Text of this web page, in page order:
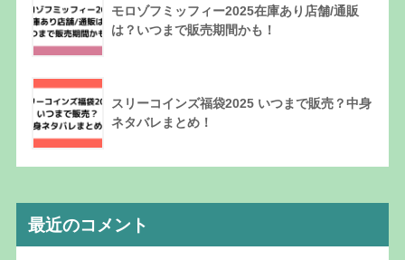
モロゾフミッフィー2025在庫あり店舗/通販
は？いつまで販売期間かも！
スリーコインズ福袋2025 いつまで販売？中身
ネタバレまとめ！
最近のコメント